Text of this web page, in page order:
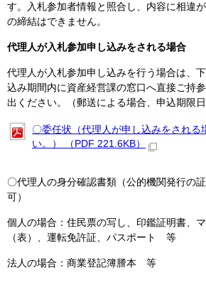
す。入札参加者情報と照合し、内容に相違
の締結はできません。
代理人が入札参加申し込みをされる場合
代理人が入札参加申し込みを行う場合は、
込み期間内に資産経営課の窓口へ直接ご持
出ください。（郵送による場合、申込期限日
〇委任状（代理人が申し込みをされる
い。） （PDF 221.6KB）
〇代理人の身分確認書類（公的機関発行の
可）
個人の場合：住民票の写し、印鑑証明書、
（表）、運転免許証、パスポート 等
法人の場合：商業登記簿謄本 等